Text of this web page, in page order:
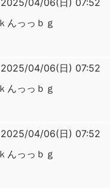
2025/04/06(日) 07:52
んっっｂｇ
2025/04/06(日) 07:52
んっっｂｇ
2025/04/06(日) 07:52
んっっｂｇ